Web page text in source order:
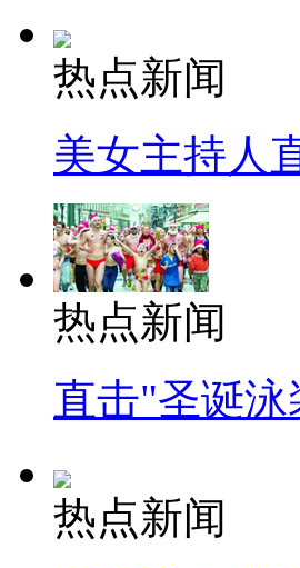
热点新闻
美女主持人
热点新闻
直击"圣诞泳
热点新闻